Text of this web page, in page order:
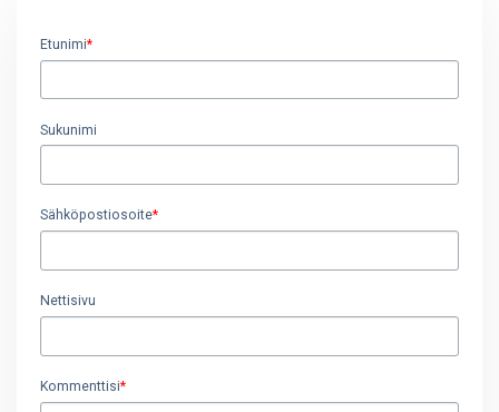
Etunimi*
Sukunimi
Sähköpostiosoite*
Nettisivu
Kommenttisi*